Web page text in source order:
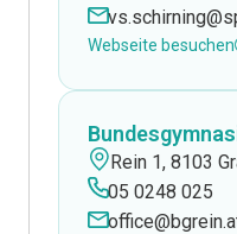
Webseite besuchen
Rein 1, 8103
05 0248 025